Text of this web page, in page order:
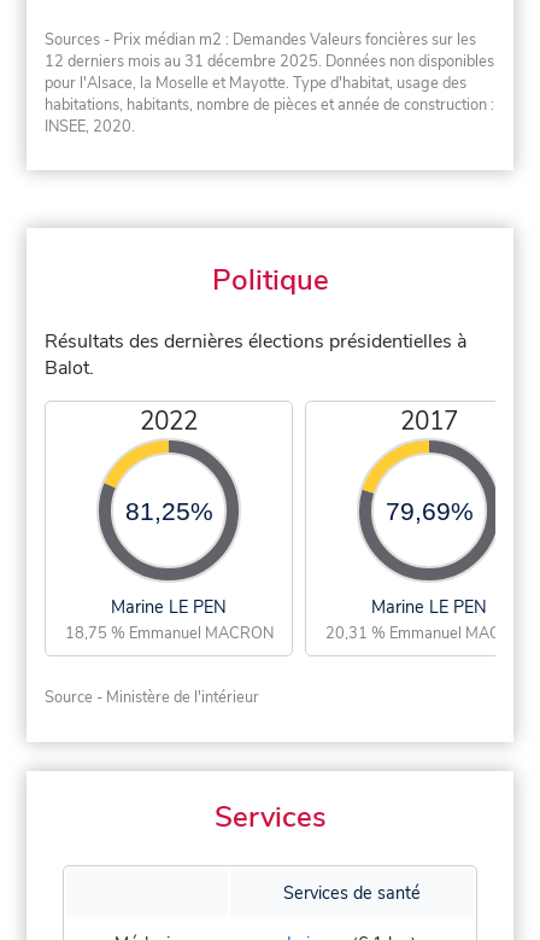
Sources - Prix médian m2 : Demandes Valeurs foncières sur les
12 derniers mois au 31 décembre 2025. Données non disponibles
pour l'Alsace, la Moselle et Mayotte. Type d'habitat, usage des
habitations, habitants, nombre de pièces et année de construction :
INSEE, 2020.
Politique
Résultats des dernières élections présidentielles à
Balot.
2022
81,25%
Marine LE PEN
18,75 % Emmanuel MACRON
2017
79,69%
Marine LE PEN
20,31 % Emmanuel MACRON
Source - Ministère de l'intérieur
Services
Services de santé